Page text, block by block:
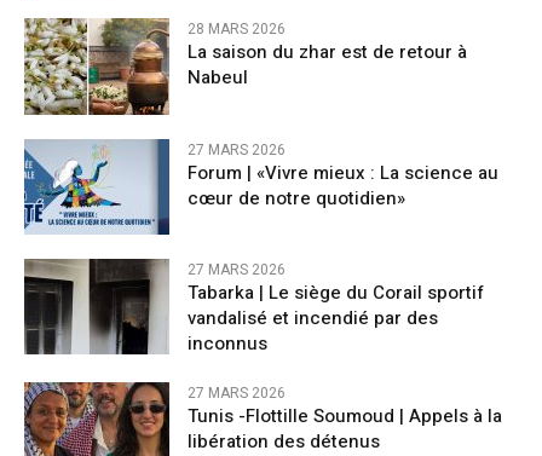
28 MARS 2026
La saison du zhar est de retour à
Nabeul
27 MARS 2026
Forum | «Vivre mieux : La science au
cœur de notre quotidien»
27 MARS 2026
Tabarka | Le siège du Corail sportif
vandalisé et incendié par des
inconnus
27 MARS 2026
Tunis -Flottille Soumoud | Appels à la
libération des détenus